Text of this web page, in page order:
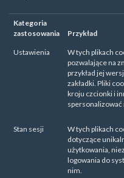
Kategoria
zastosowania
Przykład
Ustawienia
W tych plikach
pozwalające na
przykład jej
zakładki. Pliki
kroju czcionki i
Stan sesji
W tych plikach
dotyczące
użytkowania,
logowania do
nim.